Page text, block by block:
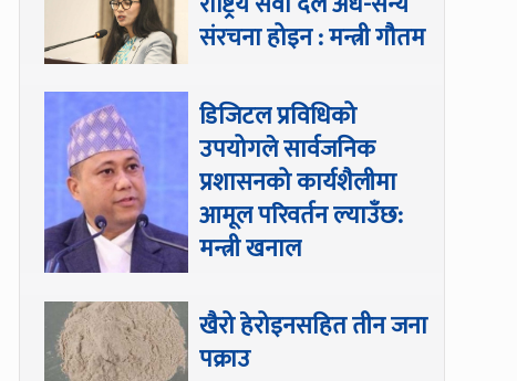
संरचना होइन : मन्त्री गौतम
डिजिटल प्रविधिको
उपयोगले सार्वजनिक
प्रशासनको कार्यशैलीमा
आमूल परिवर्तन ल्याउँछ:
मन्त्री खनाल
खैरो हेरोइनसहित तीन जना
पक्राउ